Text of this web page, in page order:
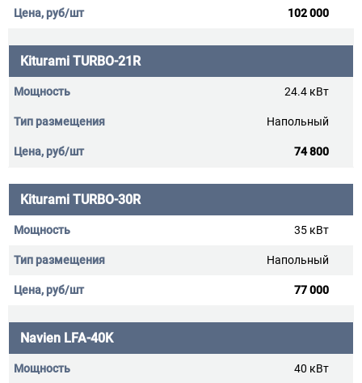
102 000
Kiturami TURBO-21R
24.4 кВт
Напольный
74 800
Kiturami TURBO-30R
35 кВт
Напольный
77 000
Navien LFA-40K
40 кВт